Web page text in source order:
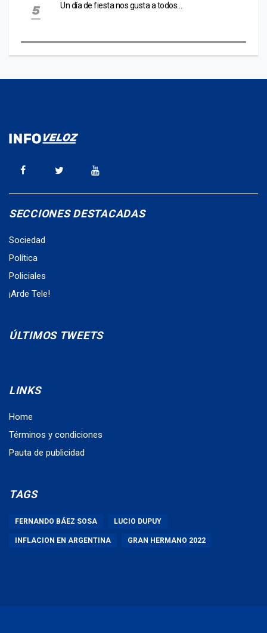
Un día de fiesta nos gusta a todos…
SECCIONES DESTACADAS
Sociedad
Política
Policiales
¡Arde Tele!
ÚLTIMOS TWEETS
LINKS
Home
Términos y condiciones
Pauta de publicidad
TAGS
FERNANDO BÁEZ SOSA LUCIO DUPUY
INFLACION EN ARGENTINA GRAN HERMANO 2022